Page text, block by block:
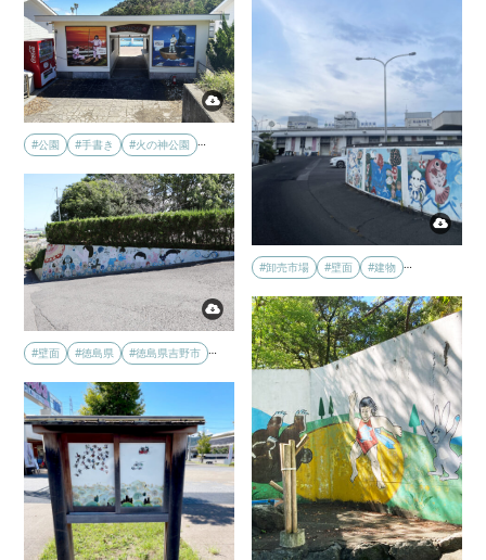
#公園 #手書き #火の神公園
#卸売市場 #壁面 #建物
#壁面 #徳島県 #徳島県吉野市 …